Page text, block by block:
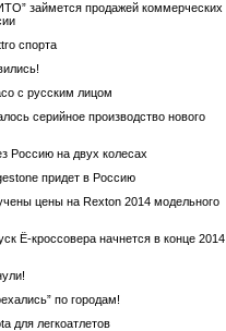
займется продажей коммерческих
спорта
с русским лицом
серийное производство нового
Россию на двух колесах
придет в Россию
цены на Rexton 2014 модельного
Ё-кроссовера начнется в конце 2014
по городам!
для легкоатлетов